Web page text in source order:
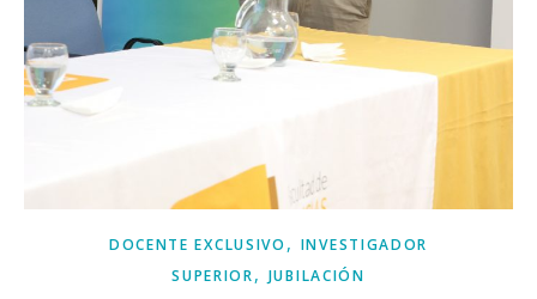
DOCENTE EXCLUSIVO , INVESTIGADOR
SUPERIOR, JUBILACIÓN